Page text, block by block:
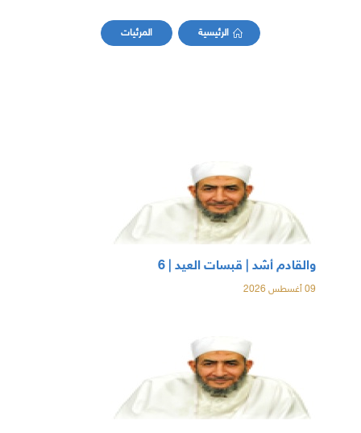
الرئيسية المرئيات
والقادم أشد | قبسات العيد | 6
09 أغسطس 2026